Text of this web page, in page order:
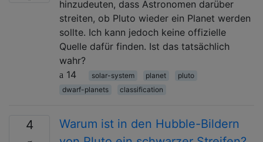
hinzudeuten, dass Astronomen darüber
streiten, ob Pluto wieder ein Planet werden
sollte. Ich kann jedoch keine offizielle
Quelle dafür finden. Ist das tatsächlich
wahr?
14
solar-system planet
pluto
dwarf-planets
classification
4
Warum ist in den Hubble-Bildern